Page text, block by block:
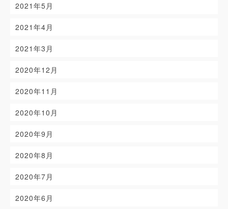
2021年5月
2021年4月
2021年3月
2020年12月
2020年11月
2020年10月
2020年9月
2020年8月
2020年7月
2020年6月